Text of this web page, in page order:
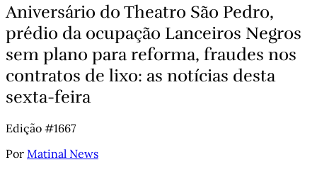
Aniversário do Theatro São Pedro,
prédio da ocupação Lanceiros Negros
sem plano para reforma, fraudes nos
contratos de lixo: as notícias desta
sexta-feira
Edição #1667
Por Matinal News